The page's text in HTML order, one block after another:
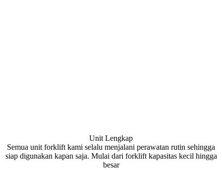
Unit Lengkap
Semua unit forklift kami selalu menjalani perawatan rutin sehingga
siap digunakan kapan saja. Mulai dari forklift kapasitas kecil hingga
besar